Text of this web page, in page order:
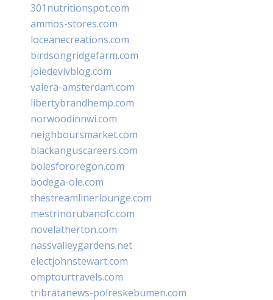
301nutritionspot.com
ammos-stores.com
loceanecreations.com
birdsongridgefarm.com
joiedevivblog.com
valera-amsterdam.com
libertybrandhemp.com
norwoodinnwi.com
neighboursmarket.com
blackanguscareers.com
bolesfororegon.com
bodega-ole.com
thestreamlinerlounge.com
mestrinorubanofc.com
novelatherton.com
nassvalleygardens.net
electjohnstewart.com
omptourtravels.com
tribratanews-polreskebumen.com